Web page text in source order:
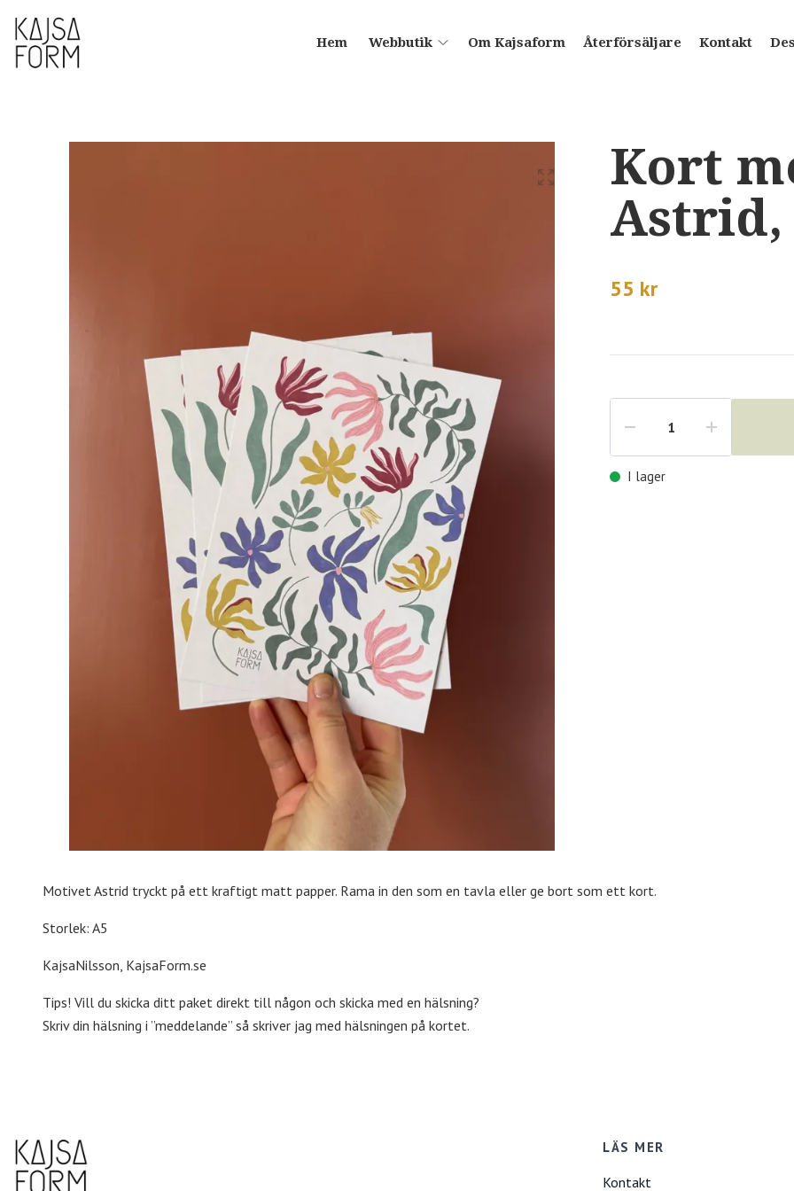
Hem Webbutik Om Kajsaform Återförsäljare Kontakt
Kort
Astrid,
55 kr
I lager
Motivet Astrid tryckt på ett kraftigt matt papper. Rama in den som en tavla eller ge bort som ett kort.
Storlek: A5
KajsaNilsson, KajsaForm.se
Tips! Vill du skicka ditt paket direkt till någon och skicka med en hälsning?
Skriv din hälsning i ”meddelande” så skriver jag med hälsningen på kortet.
LÄS MER
Kontakt